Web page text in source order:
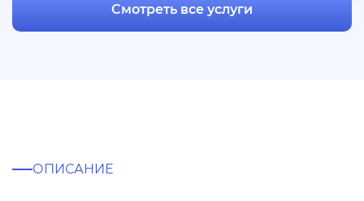
Смотреть все услуги
ОПИСАНИЕ